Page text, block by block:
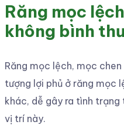
Răng mọc
không bình
Răng mọc lệch, mọc
tượng lợi phủ ở răng mọc
khác, dễ gây ra tình
vị trí này.